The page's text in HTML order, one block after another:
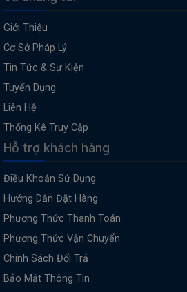
Giới Thiệu
Cơ Sở Pháp Lý
Tin Tức & Sự Kiện
Tuyển Dụng
Liên Hệ
Thống Kê Truy Cập
Hỗ trợ khách hàng
Điều Khoản Sử Dụng
Hướng Dẫn Đặt Hàng
Phương Thức Thanh Toán
Phương Thức Vận Chuyển
Chính Sách Đổi Trả
Bảo Mật Thông Tin